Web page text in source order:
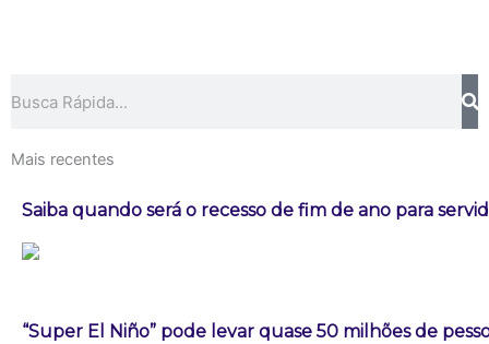
Mais recentes
Saiba quando será o recesso de fim de ano para
“Super El Niño” pode levar quase 50 milhões de